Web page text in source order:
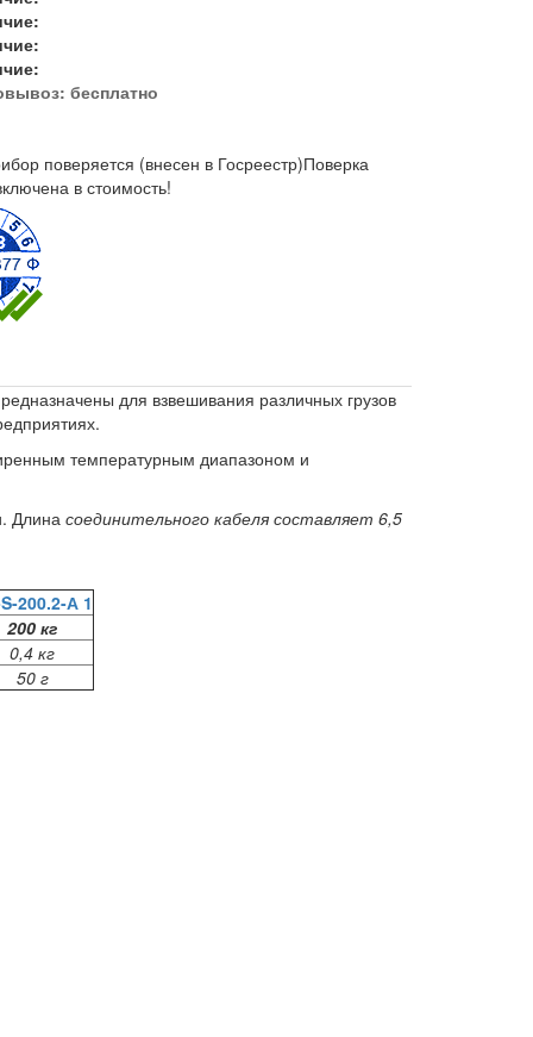
бесплатно
поверяется (внесен в Госреестр)Поверка
в стоимость!
для взвешивания различных грузов
температурным диапазоном и
Длина соединительного кабеля составляет 6,5
200.2-А 1
200 кг
0,4 кг
50 г